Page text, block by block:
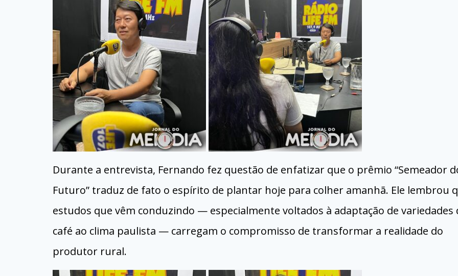
Durante a entrevista, Fernando fez questão de enfatizar que o prêmio “Semeador
Futuro” traduz de fato o espírito de plantar hoje para colher amanhã. Ele lembrou
estudos que vêm conduzindo — especialmente voltados à adaptação de variedades
café ao clima paulista — carregam o compromisso de transformar a realidade do
produtor rural.